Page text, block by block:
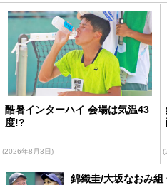
酷暑インターハイ 会場は気温43
度!?
(2026年8月3日)
錦織圭/大坂なおみ